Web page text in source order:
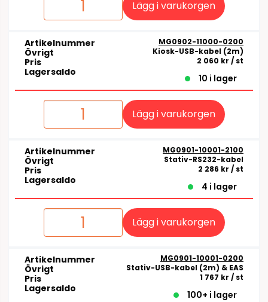
Lägg i varukorgen
Artikelnummer MG0902-11000-0200
Övrigt Kiosk-USB-kabel (2m)
Pris 2 060 kr / st
Lagersaldo
10 i lager
Lägg i varukorgen
Artikelnummer MG0901-10001-2100
Övrigt Stativ-RS232-kabel
Pris 2 286 kr / st
Lagersaldo
4 i lager
Lägg i varukorgen
Artikelnummer MG0901-10001-0200
Övrigt Stativ-USB-kabel (2m) & EAS
Pris 1 767 kr / st
Lagersaldo
100+ i lager